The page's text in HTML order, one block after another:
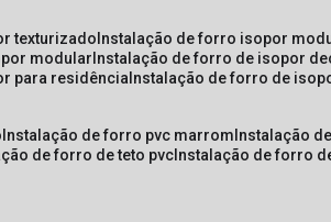
texturizado instalação de forro isopor
modular instalação de forro de isopor
para residência instalação de forro de
instalação de forro pvc marrom instalação
de forro de teto pvc instalação de forro